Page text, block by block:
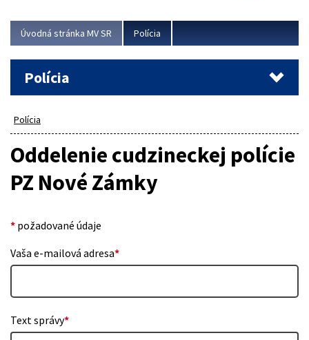
Úvodná stránka MV SR Polícia
Polícia
Polícia
Oddelenie cudzineckej polície
PZ Nové Zámky
* požadované údaje
Vaša e-mailová adresa*
Text správy*